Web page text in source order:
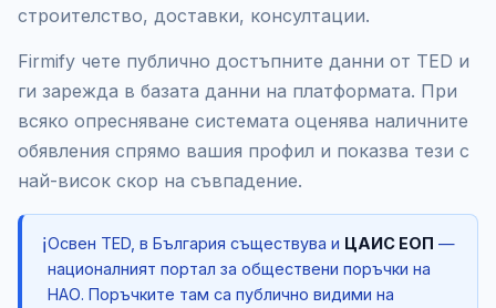
строителство, доставки, консултации.
Firmify чете публично достъпните данни от TED и
ги зарежда в базата данни на платформата. При
всяко опресняване системата оценява наличните
обявления спрямо вашия профил и показва тези с
най-висок скор на съвпадение.
ℹ️Освен TED, в България съществува и ЦАИС ЕОП —
националният портал за обществени поръчки на
НАО. Поръчките там са публично видими на